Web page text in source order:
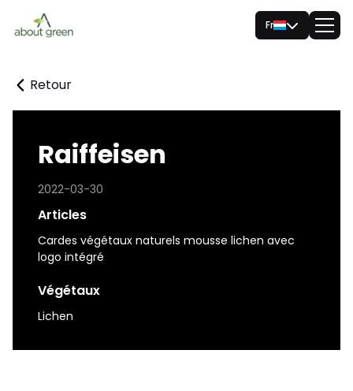
Fr
Retour
Raiffeisen
2022-03-30
Articles
Cardes végétaux naturels mousse lichen avec
logo intégré
Végétaux
Lichen